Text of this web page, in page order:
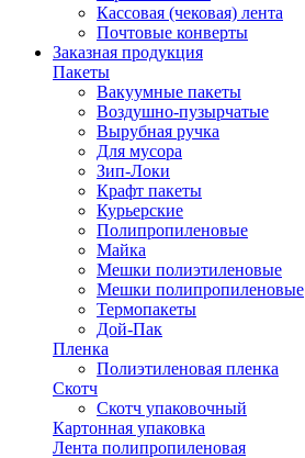
Кассовая (чековая) лента
Почтовые конверты
Заказная продукция
Пакеты
Вакуумные пакеты
Воздушно-пузырчатые
Вырубная ручка
Для мусора
Зип-Локи
Крафт пакеты
Курьерские
Полипропиленовые
Майка
Мешки полиэтиленовые
Мешки полипропиленовые
Термопакеты
Дой-Пак
Пленка
Полиэтиленовая пленка
Скотч
Скотч упаковочный
Картонная упаковка
Лента полипропиленовая